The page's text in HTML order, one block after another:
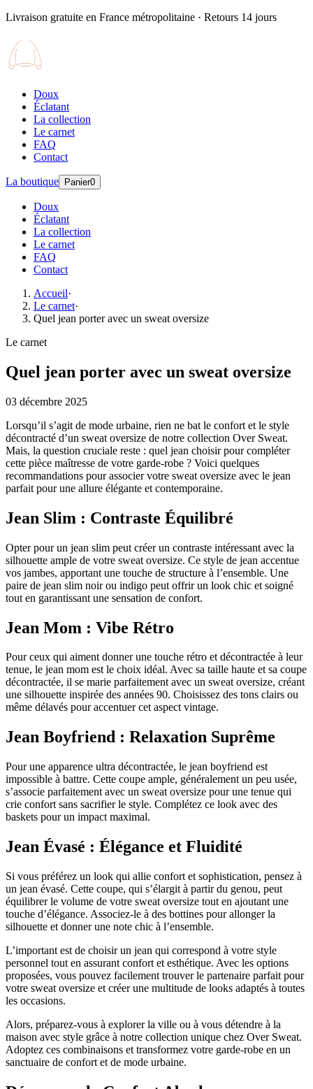
Livraison gratuite en France métropolitaine · Retours 14 jours
Doux
Éclatant
La collection
Le carnet
FAQ
Contact
La boutique Panier0
Doux
Éclatant
La collection
Le carnet
FAQ
Contact
Accueil·
Le carnet·
Quel jean porter avec un sweat oversize
Le carnet
Quel jean porter avec un sweat oversize
03 décembre 2025
Lorsqu’il s’agit de mode urbaine, rien ne bat le confort et le style
décontracté d’un sweat oversize de notre collection Over Sweat.
Mais, la question cruciale reste : quel jean choisir pour compléter
cette pièce maîtresse de votre garde-robe ? Voici quelques
recommandations pour associer votre sweat oversize avec le jean
parfait pour une allure élégante et contemporaine.
Jean Slim : Contraste Équilibré
Opter pour un jean slim peut créer un contraste intéressant avec la
silhouette ample de votre sweat oversize. Ce style de jean accentue
vos jambes, apportant une touche de structure à l’ensemble. Une
paire de jean slim noir ou indigo peut offrir un look chic et soigné
tout en garantissant une sensation de confort.
Jean Mom : Vibe Rétro
Pour ceux qui aiment donner une touche rétro et décontractée à leur
tenue, le jean mom est le choix idéal. Avec sa taille haute et sa coupe
décontractée, il se marie parfaitement avec un sweat oversize, créant
une silhouette inspirée des années 90. Choisissez des tons clairs ou
même délavés pour accentuer cet aspect vintage.
Jean Boyfriend : Relaxation Suprême
Pour une apparence ultra décontractée, le jean boyfriend est
impossible à battre. Cette coupe ample, généralement un peu usée,
s’associe parfaitement avec un sweat oversize pour une tenue qui
crie confort sans sacrifier le style. Complétez ce look avec des
baskets pour un impact maximal.
Jean Évasé : Élégance et Fluidité
Si vous préférez un look qui allie confort et sophistication, pensez à
un jean évasé. Cette coupe, qui s’élargit à partir du genou, peut
équilibrer le volume de votre sweat oversize tout en ajoutant une
touche d’élégance. Associez-le à des bottines pour allonger la
silhouette et donner une note chic à l’ensemble.
L’important est de choisir un jean qui correspond à votre style
personnel tout en assurant confort et esthétique. Avec les options
proposées, vous pouvez facilement trouver le partenaire parfait pour
votre sweat oversize et créer une multitude de looks adaptés à toutes
les occasions.
Alors, préparez-vous à explorer la ville ou à vous détendre à la
maison avec style grâce à notre collection unique chez Over Sweat.
Adoptez ces combinaisons et transformez votre garde-robe en un
sanctuaire de confort et de mode urbaine.